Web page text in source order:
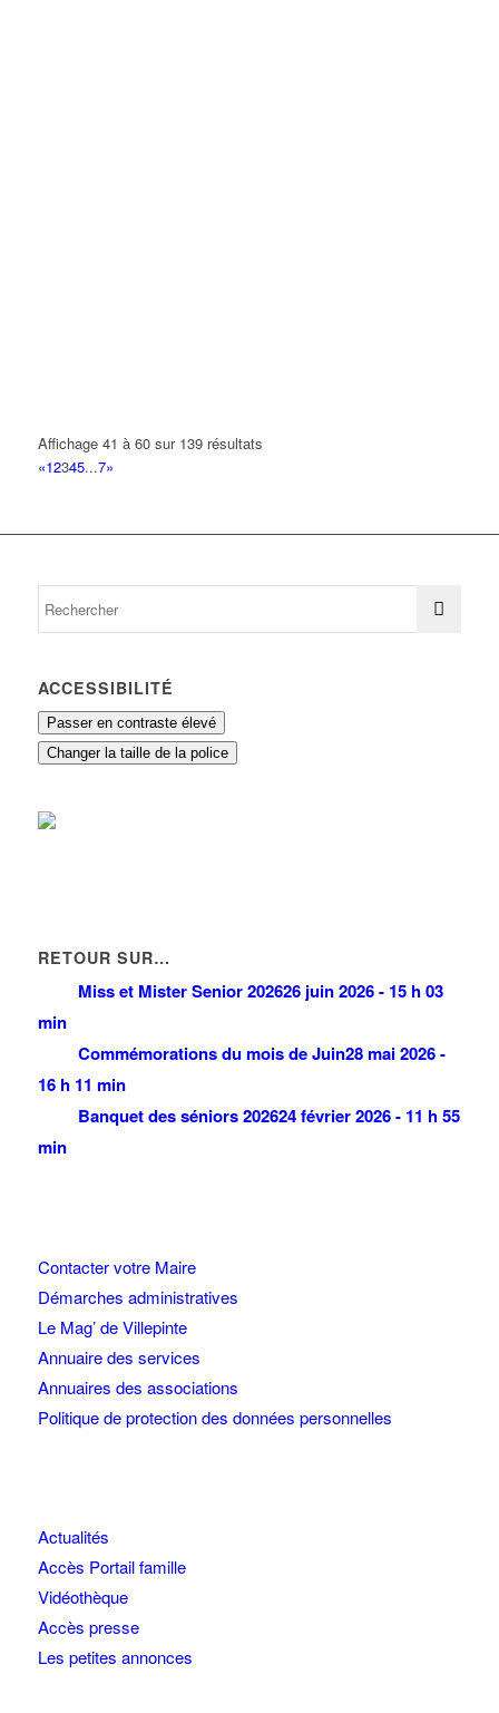
Affichage 41 à 60 sur 139 résultats
«12345...7»
ACCESSIBILITÉ
Passer en contraste élevé
Changer la taille de la police
RETOUR SUR…
Miss et Mister Senior 202626 juin 2026 - 15 h 03
min
Commémorations du mois de Juin28 mai 2026 -
16 h 11 min
Banquet des séniors 202624 février 2026 - 11 h 55
min
Contacter votre Maire
Démarches administratives
Le Mag’ de Villepinte
Annuaire des services
Annuaires des associations
Politique de protection des données personnelles
Actualités
Accès Portail famille
Vidéothèque
Accès presse
Les petites annonces